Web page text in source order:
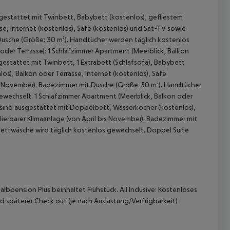
mit Twinbett, Babybett (kostenlos), gefliestem
Internet (kostenlos), Safe (kostenlos) und Sat-TV sowie
(Größe: 30 m²). Handtücher werden täglich kostenlos
Terrasse): 1 Schlafzimmer Apartment (Meerblick, Balkon
mit Twinbett, 1 Extrabett (Schlafsofa), Babybett
Balkon oder Terrasse, Internet (kostenlos), Safe
Badezimmer mit Dusche (Größe: 50 m²). Handtücher
1 Schlafzimmer Apartment (Meerblick, Balkon oder
ausgestattet mit Doppelbett, Wasserkocher (kostenlos),
Klimaanlage (von April bis November). Badezimmer mit
wird täglich kostenlos gewechselt. Doppel Suite
Plus beinhaltet Frühstück. All Inclusive: Kostenloses
späterer Check out (je nach Auslastung/Verfügbarkeit)
akzeptieren